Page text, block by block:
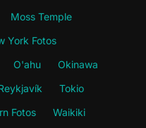
Moss Temple
York Fotos
O'ahu
Okinawa
Tokio
Fotos Waikiki